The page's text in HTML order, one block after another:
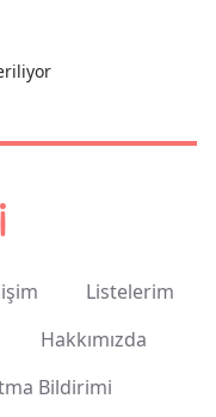
Listelerim
Hakkımızda
Bildirimi